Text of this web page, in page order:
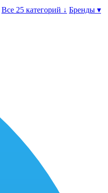
Все 25 категорий ↓ Бренды ▾